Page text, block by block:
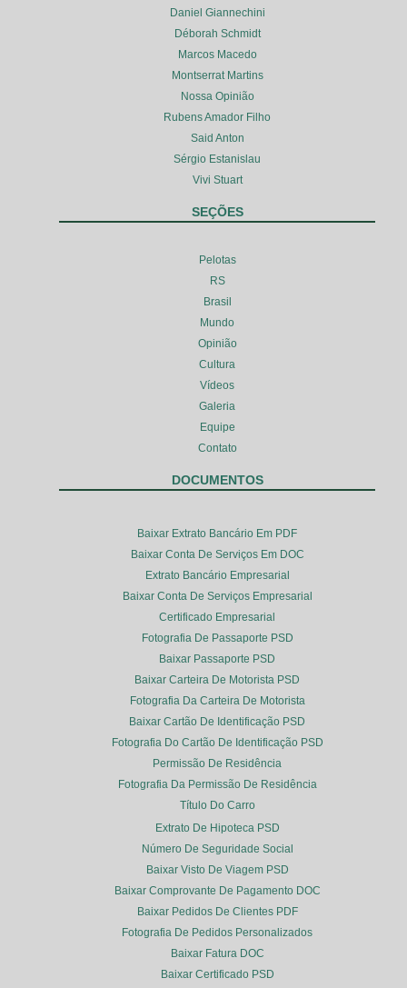
Daniel Giannechini
Déborah Schmidt
Marcos Macedo
Montserrat Martins
Nossa Opinião
Rubens Amador Filho
Said Anton
Sérgio Estanislau
Vivi Stuart
SEÇÕES
Pelotas
RS
Brasil
Mundo
Opinião
Cultura
Vídeos
Galeria
Equipe
Contato
DOCUMENTOS
Baixar Extrato Bancário Em PDF
Baixar Conta De Serviços Em DOC
Extrato Bancário Empresarial
Baixar Conta De Serviços Empresarial
Certificado Empresarial
Fotografia De Passaporte PSD
Baixar Passaporte PSD
Baixar Carteira De Motorista PSD
Fotografia Da Carteira De Motorista
Baixar Cartão De Identificação PSD
Fotografia Do Cartão De Identificação PSD
Permissão De Residência
Fotografia Da Permissão De Residência
Título Do Carro
Extrato De Hipoteca PSD
Número De Seguridade Social
Baixar Visto De Viagem PSD
Baixar Comprovante De Pagamento DOC
Baixar Pedidos De Clientes PDF
Fotografia De Pedidos Personalizados
Baixar Fatura DOC
Baixar Certificado PSD